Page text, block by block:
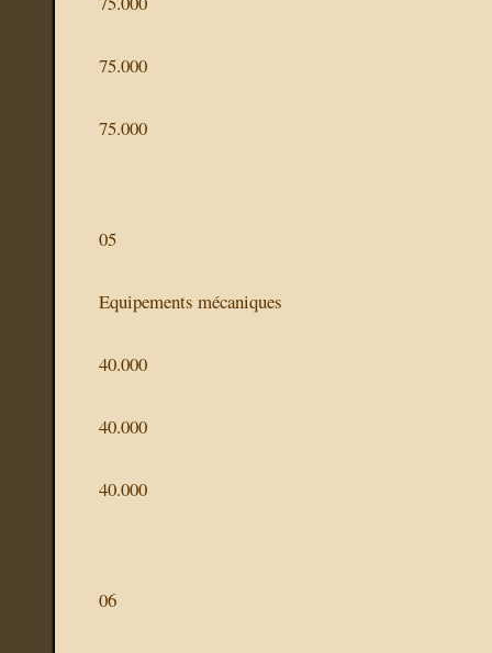
75.000
75.000
05
Equipements mécaniques
40.000
40.000
40.000
06